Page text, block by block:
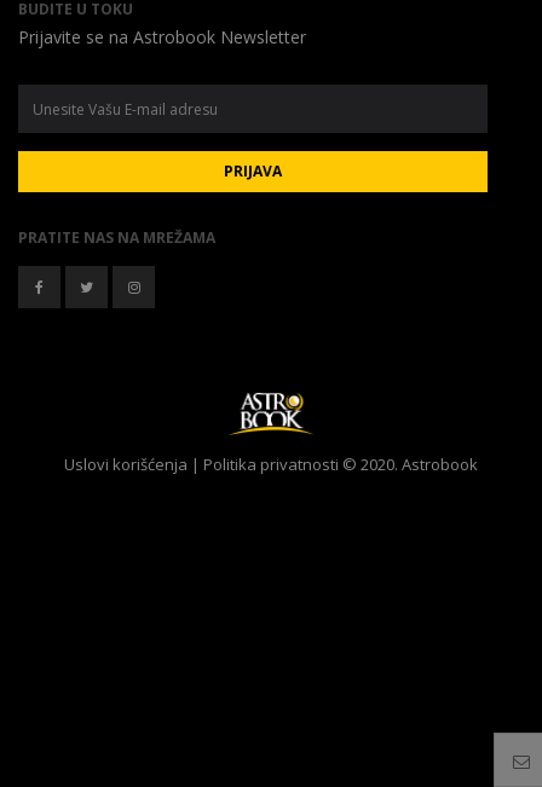
BUDITE U TOKU
Prijavite se na Astrobook Newsletter
PRIJAVA
PRATITE NAS NA MREŽAMA
Uslovi korišćenja | Politika privatnosti © 2020. Astrobook